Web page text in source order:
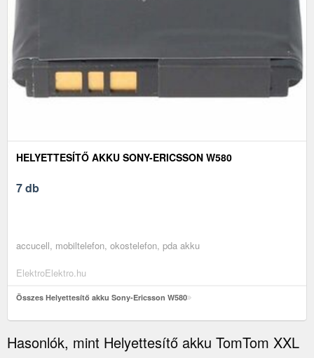
HELYETTESÍTŐ AKKU SONY-ERICSSON W580
7 db
accucell, mobiltelefon, okostelefon, pda akku
ElektroElektro.hu
Összes Helyettesítő akku Sony-Ericsson W580
Hasonlók, mint Helyettesítő akku TomTom XXL